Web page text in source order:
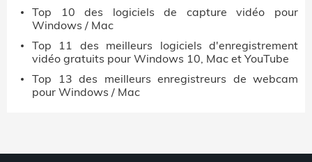
Top 10 des logiciels de capture vidéo pour
Windows / Mac
Top 11 des meilleurs logiciels d'enregistrement
vidéo gratuits pour Windows 10, Mac et YouTube
Top 13 des meilleurs enregistreurs de webcam
pour Windows / Mac